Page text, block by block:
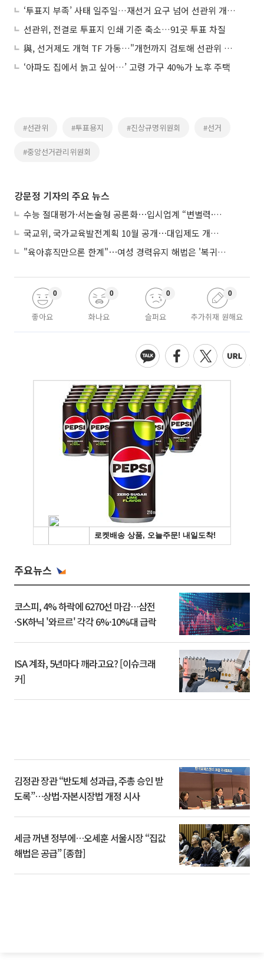
‘투표지 부족’ 사태 일주일…재선거 요구 넘어 선관위 개혁론 확산
선관위, 전결로 투표지 인쇄 기준 축소…91곳 투표 차질
與, 선거제도 개혁 TF 가동…"개헌까지 검토해 선관위 개혁”
‘아파도 집에서 늙고 싶어…’ 고령 가구 40%가 노후 주택
#선관위 #투표용지 #진상규명위원회 #선거
#중앙선거관리위원회
강문정 기자의 주요 뉴스
수능 절대평가·서논술형 공론화⋯입시업계 “변별력·사교육 대책 먼저”
국교위, 국가교육발전계획 10월 공개⋯대입제도 개편 공론화 추진
"육아휴직만으론 한계"⋯여성 경력유지 해법은 '복귀 후 유연근무’
좋아요
0
화나요
0
슬퍼요
0
추가취재 원해요
0
주요뉴스
코스피, 4% 하락에 6270선 마감…삼전
·SK하닉 '와르르' 각각 6%·10%대 급락
ISA 계좌, 5년마다 깨라고요? [이슈크래
커]
김정관 장관 “반도체 성과급, 주총 승인 받
도록”…상법·자본시장법 개정 시사
세금 꺼낸 정부에…오세훈 서울시장 “집값
해법은 공급” [종합]